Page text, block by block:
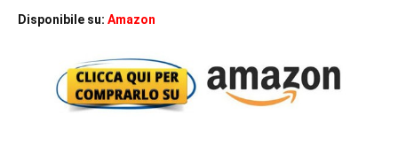
Disponibile su: Amazon